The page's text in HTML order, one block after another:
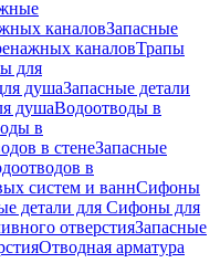
каналовЗапасные
каналовТрапы
для
душаЗапасные детали
душаВодоотводы в
в
в стенеЗапасные
в
систем и ваннСифоны
детали для Сифоны для
отверстияЗапасные
Отводная арматура